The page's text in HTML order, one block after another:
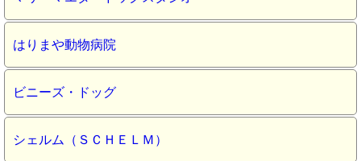
はりまや動物病院
ビニーズ・ドッグ
シェルム（ＳＣＨＥＬＭ）